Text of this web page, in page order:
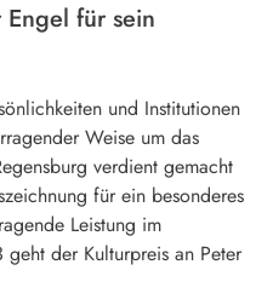
für sein
und Institutionen
Weise um das
verdient gemacht
für ein besonderes
Leistung im
der Kulturpreis an Peter